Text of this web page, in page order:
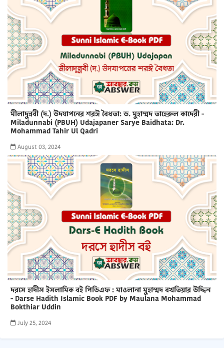
মীলাদুন্নবী (দ.) উদযাপনের শরঈ বৈধতা: ড. মুহাম্মদ তাহেরুল কাদেরী -
Miladunnabi (PBUH) Udajapaner Sarye Baidhata: Dr.
Mohammad Tahir Ul Qadri
August 03, 2024
দরসে হাদীস ইসলামিক বই পিডিএফ : মাওলানা মুহাম্মদ বখতিয়ার উদ্দিন
- Darse Hadith Islamic Book PDF by Maulana Mohammad
Bokthiar Uddin
July 25, 2024